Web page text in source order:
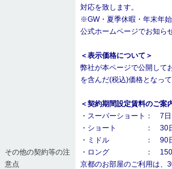
その他の契約等の注
意点
対応を致します。
※GW・夏季休暇・年末年
公式ホームページでお知ら
＜表示価格について＞
弊社が本ページで公開して
を含んだ(税込)価格となって
＜契約期間設定賃料のご案
・スーパーショート： 7日
・ショート ： 30日
・ミドル ： 90日
・ロング ： 150
京都のお部屋のご利用は、